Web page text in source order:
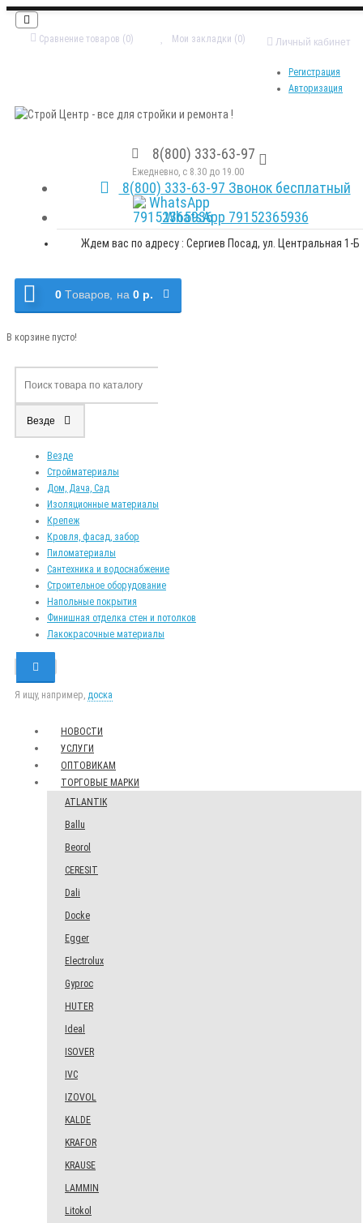
Личный кабинет
Регистрация
Авторизация
Мои закладки (0)
Сравнение товаров (0)
8(800) 333-63-97
Ежедневно, с 8.30 до 19.00
8(800) 333-63-97 Звонок бесплатный
WhatsApp 79152365936
Ждем вас по адресу : Сергиев Посад, ул. Центральная 1-Б
0 Tоваров, на 0 р.
В корзине пусто!
Везде
Везде
Стройматериалы
Дом, Дача, Сад
Изоляционные материалы
Крепеж
Кровля, фасад, забор
Пиломатериалы
Сантехника и водоснабжение
Строительное оборудование
Напольные покрытия
Финишная отделка стен и потолков
Лакокрасочные материалы
Я ищу, например, доска
НОВОСТИ
УСЛУГИ
ОПТОВИКАМ
ТОРГОВЫЕ МАРКИ
ATLANTIK
Ballu
Beorol
CERESIT
Dali
Docke
Egger
Electrolux
Gyproc
HUTER
Ideal
ISOVER
IVC
IZOVOL
KALDE
KRAFOR
KRAUSE
LAMMIN
Litokol